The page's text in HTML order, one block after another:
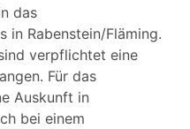
das
in Rabenstein/Fläming.
verpflichtet eine
Für das
Auskunft in
bei einem